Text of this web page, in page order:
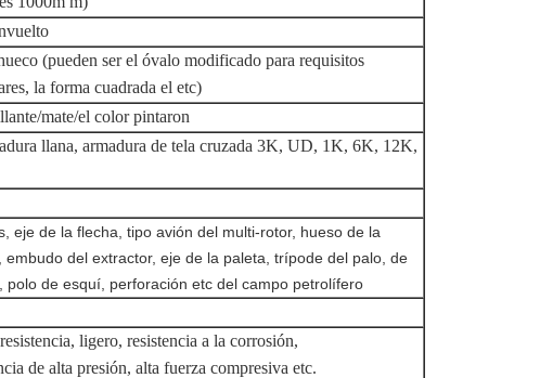
(pueden ser el óvalo modificado para requisitos
la forma cuadrada el etc)
mate/el color pintaron
llana, armadura de tela cruzada 3K, UD, 1K, 6K, 12K,
eje de la flecha, tipo avión del multi-rotor, hueso de la
embudo del extractor, eje de la paleta, trípode del palo, de
polo de esquí, perforación etc del campo petrolífero
ligero, resistencia a la corrosión,
de alta presión, alta fuerza compresiva etc.